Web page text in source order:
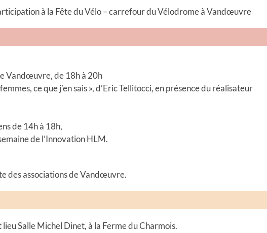
à la Fête du Vélo – carrefour du Vélodrome à Vandœuvre
Vandœuvre, de 18h à 20h
ce que j’en sais », d’Eric Tellitocci, en présence du réalisateur
de 14h à 18h,
de l’Innovation HLM.
des associations de Vandœuvre.
lieu Salle Michel Dinet, à la Ferme du Charmois.